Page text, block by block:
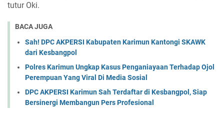
tutur Oki.
BACA JUGA
Sah! DPC AKPERSI Kabupaten Karimun Kantongi SKAWK
dari Kesbangpol
Polres Karimun Ungkap Kasus Penganiayaan Terhadap Ojol
Perempuan Yang Viral Di Media Sosial
DPC AKPERSI Karimun Sah Terdaftar di Kesbangpol, Siap
Bersinergi Membangun Pers Profesional